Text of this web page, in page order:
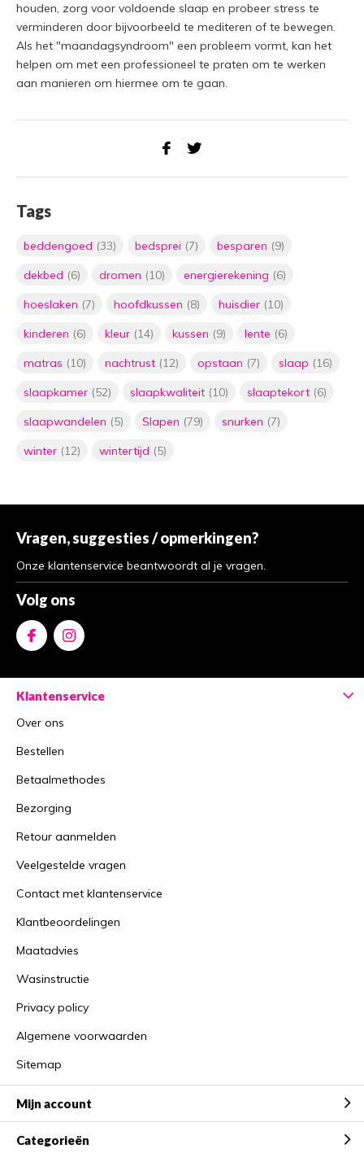
houden, zorg voor voldoende slaap en probeer stress te
verminderen door bijvoorbeeld te mediteren of te bewegen.
Als het "maandagsyndroom" een probleem vormt, kan het
helpen om met een professioneel te praten om te werken
aan manieren om hiermee om te gaan.
Tags
beddengoed (33) bedsprei (7) besparen (9)
dekbed (6) dromen (10) energierekening (6)
hoeslaken (7) hoofdkussen (8) huisdier (10)
kinderen (6) kleur (14) kussen (9) lente (6)
matras (10) nachtrust (12) opstaan (7) slaap (16)
slaapkamer (52) slaapkwaliteit (10) slaaptekort (6)
slaapwandelen (5) Slapen (79) snurken (7)
winter (12) wintertijd (5)
Vragen, suggesties / opmerkingen?
Onze klantenservice beantwoordt al je vragen.
Volg ons
Klantenservice
Over ons
Bestellen
Betaalmethodes
Bezorging
Retour aanmelden
Veelgestelde vragen
Contact met klantenservice
Klantbeoordelingen
Maatadvies
Wasinstructie
Privacy policy
Algemene voorwaarden
Sitemap
Mijn account
Categorieën